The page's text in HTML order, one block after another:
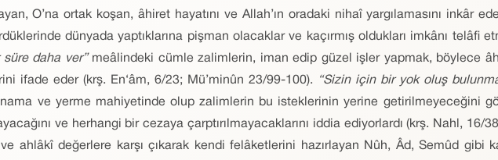
O’na ortak koşan, âhiret hayatını ve Allah’ın oradaki nihaî yargılamasını inkâr
dünyada yaptıklarına pişman olacaklar ve kaçırmış oldukları imkânı telâfi
süre daha ver” meâlindeki cümle zalimlerin, iman edip güzel işler yapmak, böylece
ifade eder (krş. En‘âm, 6/23; Mü’minûn 23/99-100).
“Sizin için bir yok oluş
ve yerme mahiyetinde olup zalimlerin bu isteklerinin yerine getirilmeyeceğini
ve herhangi bir cezaya çarptırılmayacaklarını iddia ediyorlardı (krş. Nahl, 16/
ahlâkî değerlere karşı çıkarak kendi felâketlerini hazırlayan Nûh, Âd, Semûd gibi